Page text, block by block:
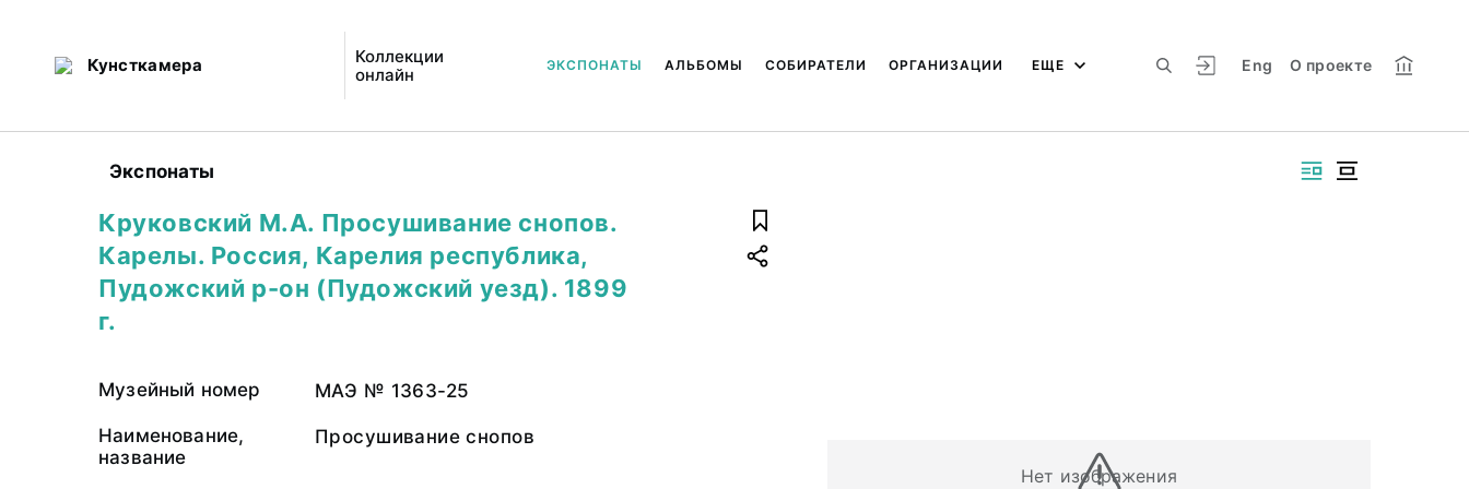
Кунсткамера
Коллекции
онлайн
Eng О проекте
ЭКСПОНАТЫ АЛЬБОМЫ СОБИРАТЕЛИ ОРГАНИЗАЦИИ ЕЩЕ
Экспонаты
Нет изображения
Круковский М.А. Просушивание снопов.
Карелы. Россия, Карелия республика,
Пудожский р-он (Пудожский уезд). 1899
г.
Музейный номер МАЭ № 1363-25
Наименование,
название
Просушивание снопов